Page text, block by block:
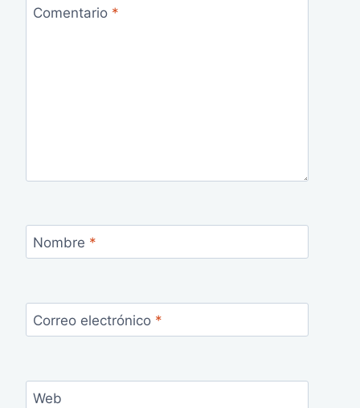
Comentario *
Nombre *
Correo electrónico *
Web